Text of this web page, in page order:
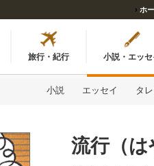
› ホ
旅行・紀行 小説・エッセ
小説 エッセイ タ
流行（